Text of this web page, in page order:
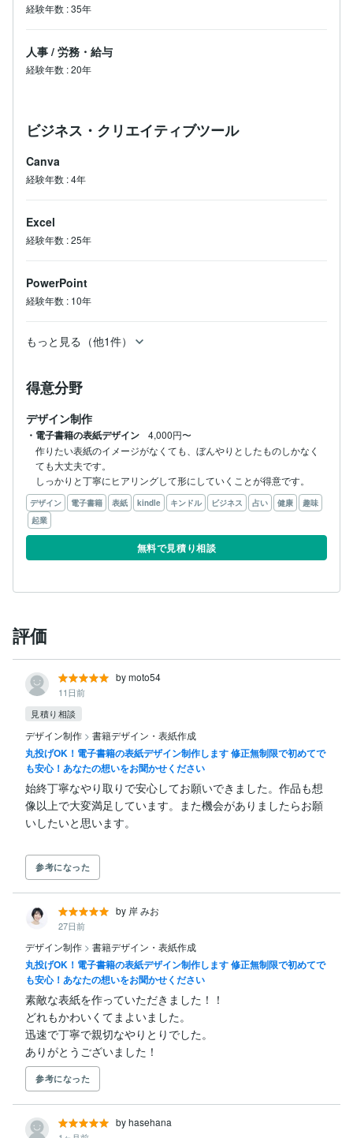
経験年数 :35年
人事 / 労務・給与
経験年数 :20年
ビジネス・クリエイティブツール
Canva
経験年数 :4年
Excel
経験年数 :25年
PowerPoint
経験年数 : 10年
もっと見る（他1件）
得意分野
デザイン制作
・電子書籍の表紙デザイン
4,000円〜
作りたい表紙のイメージがなくても、ぼんやりとしたものしかなく
ても大丈夫です。
しっかりと丁寧にヒアリングして形にしていくことが得意です。
デザイン 電子書籍 表紙 kindle キンドル ビジネス 占い 健康
趣味
起業
無料で見積り相談
評価
by moto54
11日前
見積り相談
デザイン制作 > 書籍デザイン・表紙作成
丸投げOK！電子書籍の表紙デザイン制作します 修正無制限で初めてで
も安心！あなたの想いをお聞かせください
始終丁寧なやり取りで安心してお願いできました。作品も想
像以上で大変満足しています。また機会がありましたらお願
参考になった
by 岸 みお
27日前
デザイン制作 > 書籍デザイン・表紙作成
丸投げOK！電子書籍の表紙デザイン制作します 修正無制限で初めてで
も安心！あなたの想いをお聞かせください
素敵な表紙を作っていただきました！！
どれもかわいくてまよいました。
迅速で丁寧で親切なやりとりでした。
ありがとうございました！
参考になった
by hasehana